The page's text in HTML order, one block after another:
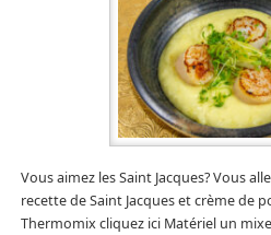
Vous aimez les Saint Jacques? Vous
recette de Saint Jacques et crème de
Thermomix cliquez ici Matériel un